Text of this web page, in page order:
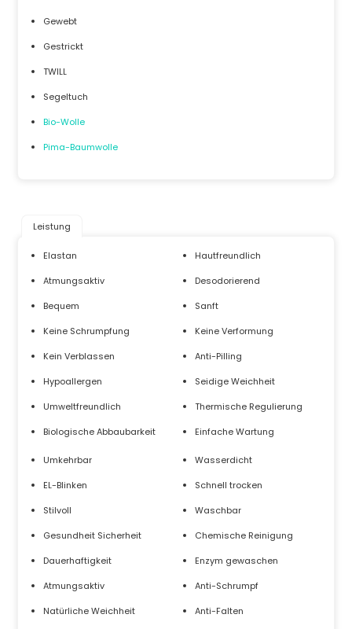
Gewebt
Gestrickt
TWILL
Segeltuch
Bio-Wolle
Pima-Baumwolle
Leistung
Elastan
Atmungsaktiv
Bequem
Keine Schrumpfung
Kein Verblassen
Hypoallergen
Umweltfreundlich
Biologische Abbaubarkeit
Hautfreundlich
Desodorierend
Sanft
Keine Verformung
Anti-Pilling
Seidige Weichheit
Thermische Regulierung
Einfache Wartung
Umkehrbar
EL-Blinken
Stilvoll
Gesundheit Sicherheit
Dauerhaftigkeit
Atmungsaktiv
Natürliche Weichheit
Wasserdicht
Schnell trocken
Waschbar
Chemische Reinigung
Enzym gewaschen
Anti-Schrumpf
Anti-Falten